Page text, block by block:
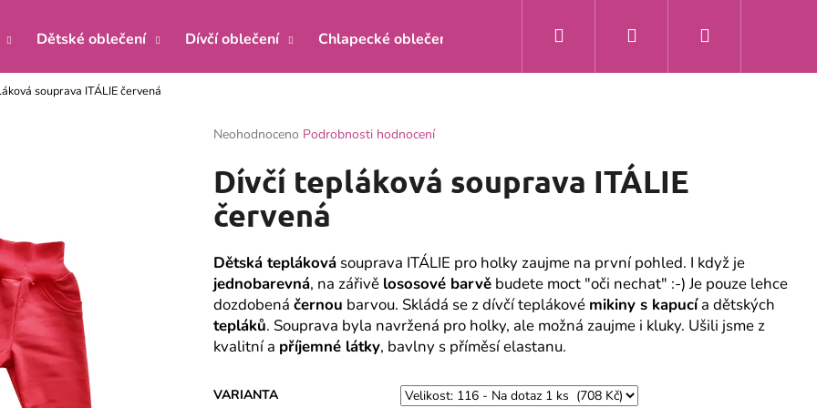
Dětské oblečení Dívčí oblečení Chlapecké oblečení Doprava a platba Kontakty
Přihlášení
souprava ITÁLIE červená
Průměrné
produktu
je
0,0
z
hvězdiček.
Neohodnoceno Podrobnosti hodnocení
Dívčí tepláková souprava ITÁLIE
červená
Dětská tepláková souprava ITÁLIE pro holky zaujme na první pohled. I když je
jednobarevná, na zářivě lososové barvě budete moct "oči nechat" :-) Je pouze lehce
dozdobená černou barvou. Skládá se z dívčí teplákové mikiny s kapucía dětských
tepláků. Souprava byla navržená pro holky, ale možná zaujme i kluky. Ušili jsme z
kvalitní a příjemné látky, bavlny s příměsí elastanu.
VARIANTA
Co potřebujete najít?
HLEDAT
KOJENECKÝ KABÁTEK ŽIRAFA MÁTA
KOJENECKÉ BODY ŽIRAFA MÁTA S